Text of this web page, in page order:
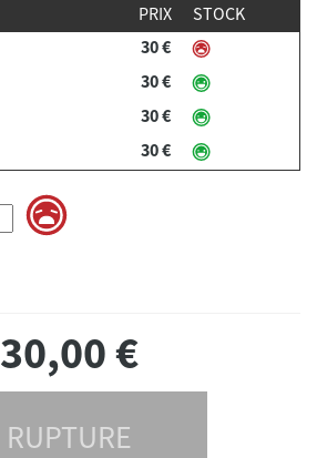
PRIX
STOCK
30 €
30 €
30 €
30 €
30,00€
RUPTURE